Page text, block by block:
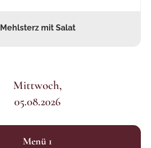
Mehlsterz mit Salat
Mittwoch,
05.08.2026
Menü 1